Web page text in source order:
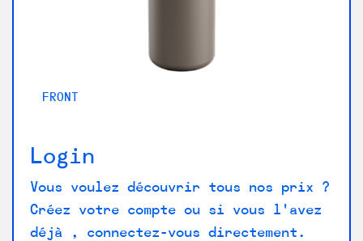
FRONT
Login
Vous voulez découvrir tous nos prix ?
Créez votre compte ou si vous l'avez
déjà , connectez-vous directement.